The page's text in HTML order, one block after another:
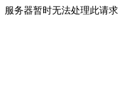
服务器暂时无法处理此请求